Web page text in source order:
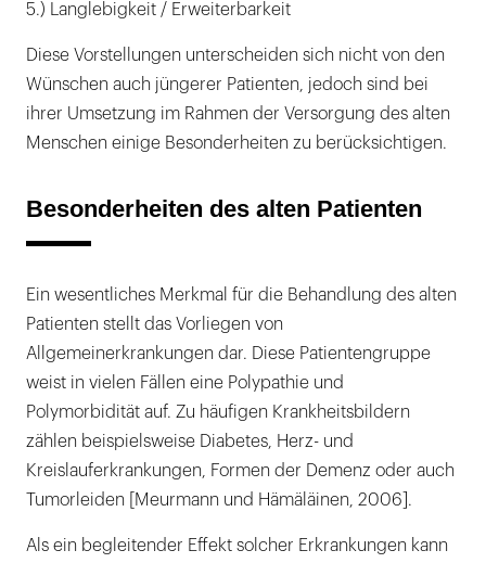
5.) Langlebigkeit / Erweiterbarkeit
Diese Vorstellungen unterscheiden sich nicht von den
Wünschen auch jüngerer Patienten, jedoch sind bei
ihrer Umsetzung im Rahmen der Versorgung des alten
Menschen einige Besonderheiten zu berücksichtigen.
Besonderheiten des alten Patienten
Ein wesentliches Merkmal für die Behandlung des alten
Patienten stellt das Vorliegen von
Allgemeinerkrankungen dar. Diese Patientengruppe
weist in vielen Fällen eine Polypathie und
Polymorbidität auf. Zu häufigen Krankheitsbildern
zählen beispielsweise Diabetes, Herz- und
Kreislauferkrankungen, Formen der Demenz oder auch
Tumorleiden [Meurmann und Hämäläinen, 2006].
Als ein begleitender Effekt solcher Erkrankungen kann